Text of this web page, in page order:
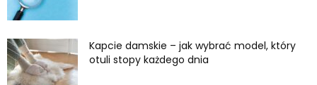
Kapcie damskie – jak wybrać model, który
otuli stopy każdego dnia